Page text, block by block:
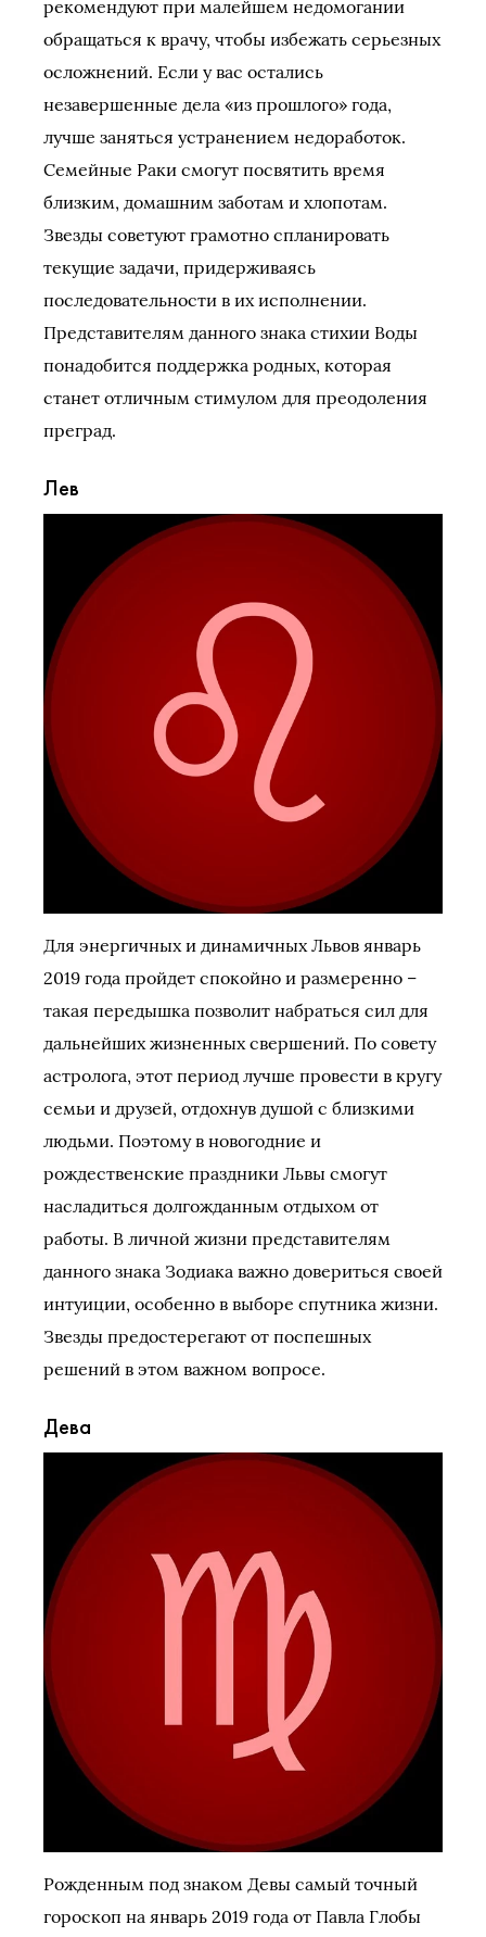
рекомендуют при малейшем недомогании
обращаться к врачу, чтобы избежать серьезных
осложнений. Если у вас остались
незавершенные дела «из прошлого» года,
лучше заняться устранением недоработок.
Семейные Раки смогут посвятить время
близким, домашним заботам и хлопотам.
Звезды советуют грамотно спланировать
текущие задачи, придерживаясь
последовательности в их исполнении.
Представителям данного знака стихии Воды
понадобится поддержка родных, которая
станет отличным стимулом для преодоления
преград.
Лев
Для энергичных и динамичных Львов январь
2019 года пройдет спокойно и размеренно –
такая передышка позволит набраться сил для
дальнейших жизненных свершений. По совету
астролога, этот период лучше провести в кругу
семьи и друзей, отдохнув душой с близкими
людьми. Поэтому в новогодние и
рождественские праздники Львы смогут
насладиться долгожданным отдыхом от
работы. В личной жизни представителям
данного знака Зодиака важно довериться своей
интуиции, особенно в выборе спутника жизни.
Звезды предостерегают от поспешных
решений в этом важном вопросе.
Дева
Рожденным под знаком Девы самый точный
гороскоп на январь 2019 года от Павла Глобы